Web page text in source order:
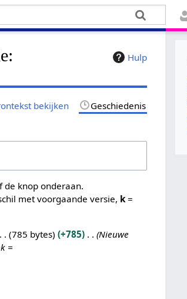
Hulp
bekijken Geschiedenis
de knop onderaan.
met voorgaande versie, k =
785 bytes +785
Nieuwe
=